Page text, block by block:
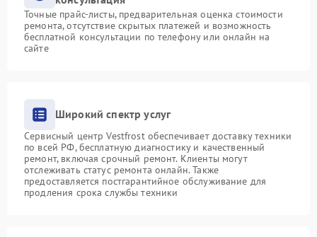
Точные прайс-листы, предварительная оценка стоимости
ремонта, отсутствие скрытых платежей и возможность
бесплатной консультации по телефону или онлайн на
сайте
Широкий спектр услуг
Сервисный центр Vestfrost обеспечивает доставку техники
по всей РФ, бесплатную диагностику и качественный
ремонт, включая срочный ремонт. Клиенты могут
отслеживать статус ремонта онлайн. Также
предоставляется постгарантийное обслуживание для
продления срока службы техники